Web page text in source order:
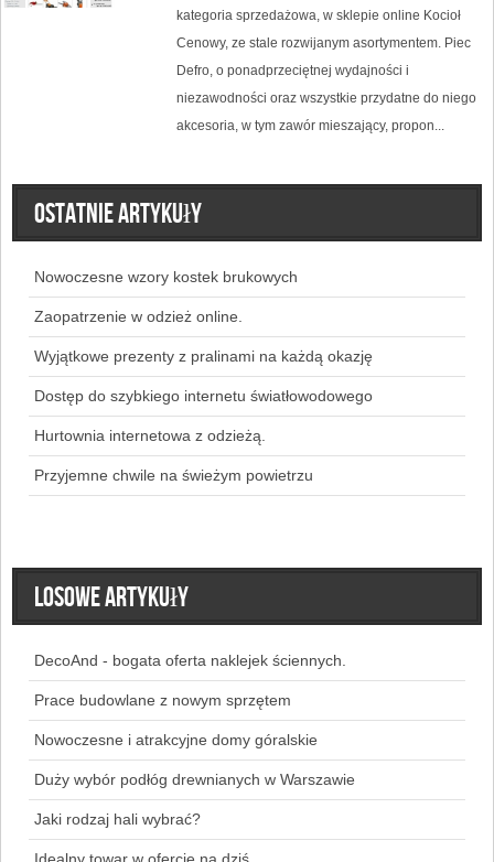
kategoria sprzedażowa, w sklepie online Kocioł
Cenowy, ze stale rozwijanym asortymentem. Piec
Defro, o ponadprzeciętnej wydajności i
niezawodności oraz wszystkie przydatne do niego
akcesoria, w tym zawór mieszający, propon...
Ostatnie artykuły
Nowoczesne wzory kostek brukowych
Zaopatrzenie w odzież online.
Wyjątkowe prezenty z pralinami na każdą okazję
Dostęp do szybkiego internetu światłowodowego
Hurtownia internetowa z odzieżą.
Przyjemne chwile na świeżym powietrzu
Losowe artykuły
DecoAnd - bogata oferta naklejek ściennych.
Prace budowlane z nowym sprzętem
Nowoczesne i atrakcyjne domy góralskie
Duży wybór podłóg drewnianych w Warszawie
Jaki rodzaj hali wybrać?